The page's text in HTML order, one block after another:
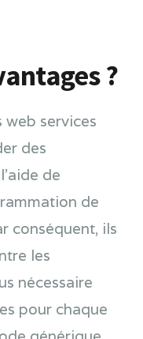
?
web services
des
de
de
conséquent, ils
les
nécessaire
pour chaque